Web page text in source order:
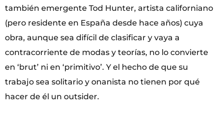
también emergente Tod Hunter, artista californiano
(pero residente en España desde hace años) cuya
obra, aunque sea difícil de clasificar y vaya a
contracorriente de modas y teorías, no lo convierte
en ‘brut’ ni en ‘primitivo’. Y el hecho de que su
trabajo sea solitario y onanista no tienen por qué
hacer de él un outsider.